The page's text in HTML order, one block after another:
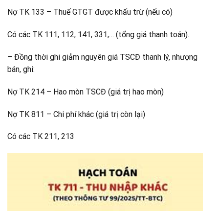
Nợ TK 133 – Thuế GTGT được khấu trừ (nếu có)
Có các TK 111, 112, 141, 331,… (tổng giá thanh toán).
– Đồng thời ghi giảm nguyên giá TSCĐ thanh lý, nhượng
bán, ghi:
Nợ TK 214 – Hao mòn TSCĐ (giá trị hao mòn)
Nợ TK 811 – Chi phí khác (giá trị còn lại)
Có các TK 211, 213